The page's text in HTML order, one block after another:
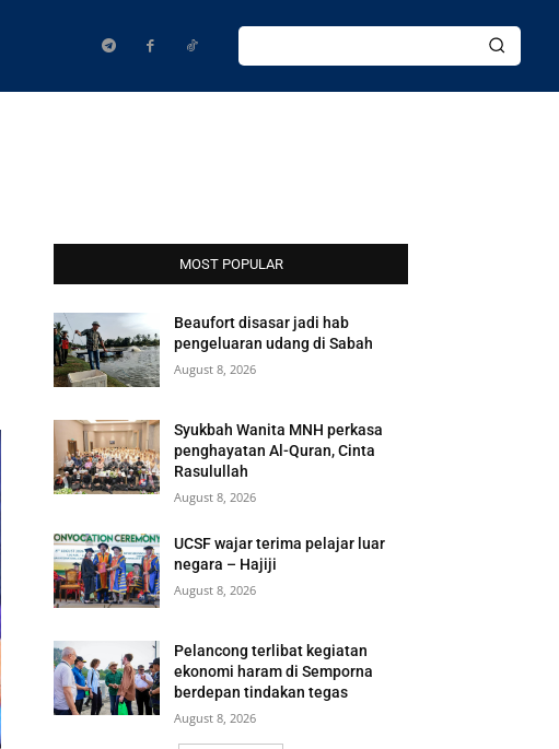
MOST POPULAR
Beaufort disasar jadi hab
pengeluaran udang di Sabah
August 8, 2026
Syukbah Wanita MNH perkasa
penghayatan Al-Quran, Cinta
Rasulullah
August 8, 2026
UCSF wajar terima pelajar luar
negara – Hajiji
August 8, 2026
Pelancong terlibat kegiatan
ekonomi haram di Semporna
berdepan tindakan tegas
August 8, 2026